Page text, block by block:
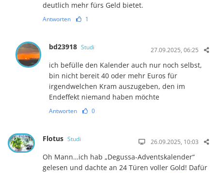
deutlich mehr fürs Geld bietet.
Antworten 1
bd23918 Studi 27.09.2025, 06:25
ich befülle den Kalender auch nur noch selbst,
bin nicht bereit 40 oder mehr Euros für
irgendwelchen Kram auszugeben, den im
Endeffekt niemand haben möchte
Antworten 0
Flotus Studi 26.09.2025, 10:03
Oh Mann…ich hab „Degussa-Adventskalender“
gelesen und dachte an 24 Türen voller Gold! Dafür